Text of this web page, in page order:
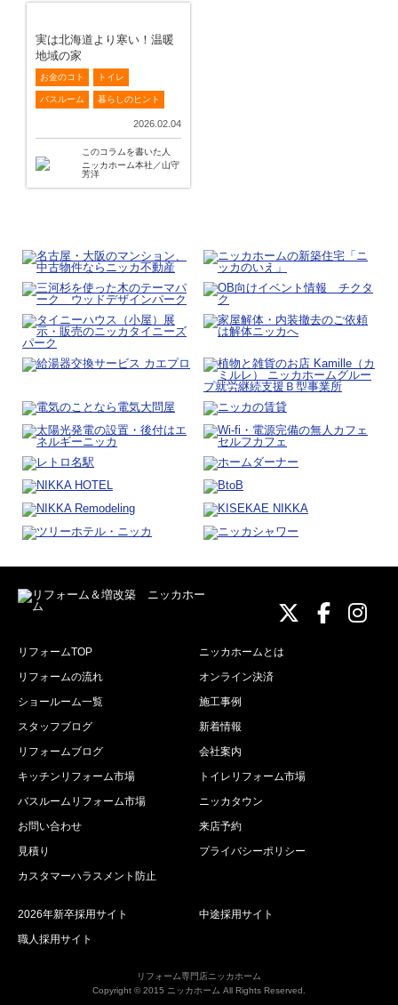
実は北海道より寒い！温暖
地域の家
お金のコト トイレ
バスルーム 暮らしのヒント
2026.02.04
このコラムを書いた人
ニッカホーム本社／山守
芳洋
ニッカ
ニッニ
リフォームTOP
ニッカホームとは
リフォームの流れ
オンライン決済
ショールーム一覧
施工事例
スタッフブログ
新着情報
リフォームブログ
会社案内
キッチンリフォーム市場
トイレリフォーム市場
バスルームリフォーム市場
ニッカタウン
お問い合わせ
来店予約
見積り
プライバシーポリシー
カスタマーハラスメント防止
2026年新卒採用サイト
中途採用サイト
職人採用サイト
リフォーム専門店ニッカホーム
Copyright © 2015 ニッカホーム All Rights Reserved.